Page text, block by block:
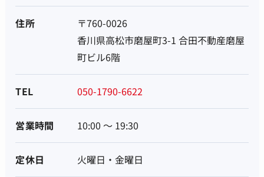
住所
〒760-0026
香川県高松市磨屋町3-1 合田不動産磨屋
町ビル6階
TEL 050-1790-6622
営業時間 10:00 ～ 19:30
定休日 火曜日・金曜日